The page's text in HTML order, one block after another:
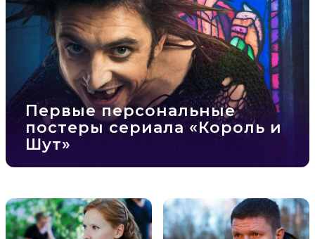
Первые персональные
постеры сериала «Король и
Шут»